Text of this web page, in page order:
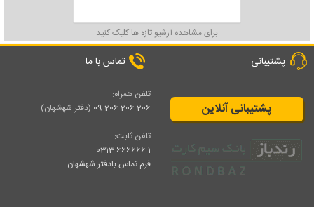
برای مشاهده آرشیو تازه ها کلیک کنید
پشتیبانی
پشتیبانی آنلاین
تماس با ما
تلفن همراه:
206 206 206 09
(دفتر شهشهان)
تلفن ثابت:
1 666666 0313
فرم تماس بادفتر شهشهان